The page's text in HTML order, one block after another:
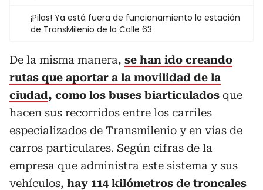
¡Pilas! Ya está fuera de funcionamiento la estación
de TransMilenio de la Calle 63
De la misma manera, se han ido creando
rutas que aportar a la movilidad de la
ciudad, como los buses biarticulados que
hacen sus recorridos entre los carriles
especializados de Transmilenio y en vías de
carros particulares. Según cifras de la
empresa que administra este sistema y sus
vehículos, hay 114 kilómetros de troncales